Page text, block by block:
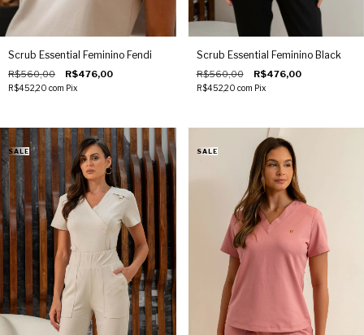
Scrub Essential Feminino Fendi
R$560,00 R$476,00
R$452,20 com Pix
Scrub Essential Feminino Black
R$560,00 R$476,00
R$452,20 com Pix